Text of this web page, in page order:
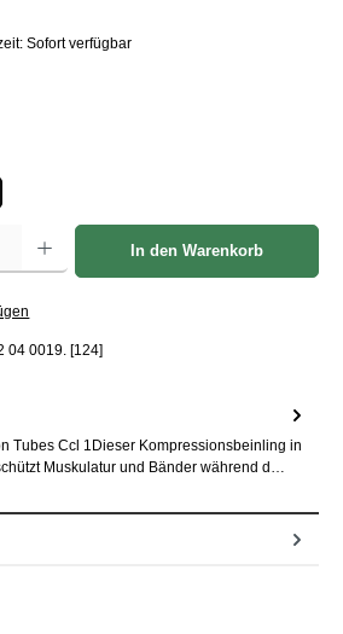
Sofort verfügbar
Wert ein oder benutze die Schaltflächen um die
In den Warenkorb
04 0019. [124]
Tubes Ccl 1Dieser Kompressionsbeinling in
Muskulatur und Bänder während d…